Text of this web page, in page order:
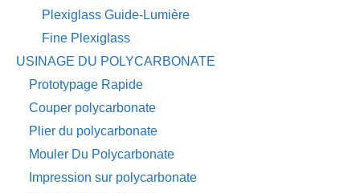
Plexiglass Guide-Lumière
Fine Plexiglass
USINAGE DU POLYCARBONATE
Prototypage Rapide
Couper polycarbonate
Plier du polycarbonate
Mouler Du Polycarbonate
Impression sur polycarbonate